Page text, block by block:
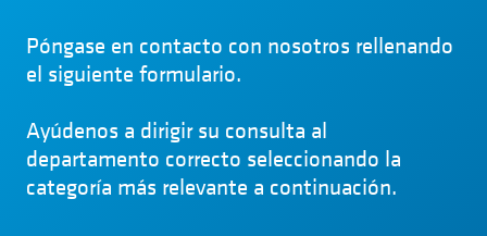
Póngase en contacto con nosotros rellenando
el siguiente formulario.
Ayúdenos a dirigir su consulta al
departamento correcto seleccionando la
categoría más relevante a continuación.